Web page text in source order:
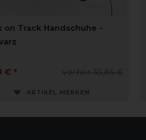
on Track Handschuhe -
vorher 35,85 €
€ *
ARTIKEL MERKEN